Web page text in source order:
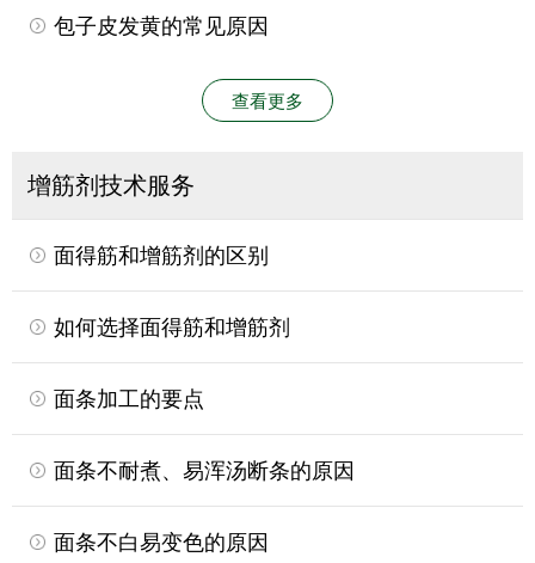
包子皮发黄的常见原因
查看更多
增筋剂技术服务
面得筋和增筋剂的区别
如何选择面得筋和增筋剂
面条加工的要点
面条不耐煮、易浑汤断条的原因
面条不白易变色的原因